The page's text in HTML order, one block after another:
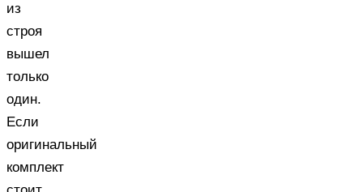
из
строя
вышел
только
один.
Если
оригинальный
комплект